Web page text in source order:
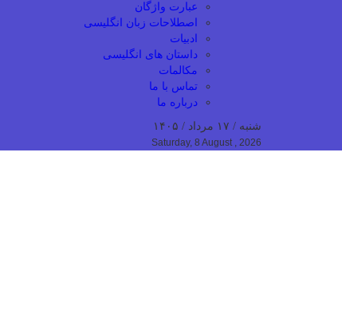
عبارت واژگان
اصطلاحات زبان انگلیسی
ادبیات
داستان های انگلیسی
مکالمات
تماس با ما
درباره ما
شنبه / ۱۷ مرداد / ۱۴۰۵
Saturday, 8 August , 2026